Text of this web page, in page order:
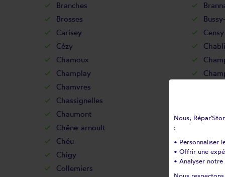
Branches
Brosses
Carisey
Censy
Cézy
Chamoux
Champlay
Chamvres
Chassignelles
Chaumont
Chêne-arnoult
Chéu
Chigy
Chitry
Collemiers
Nous,
:
• Personnaliser
• Offrir une
• Analyser notre